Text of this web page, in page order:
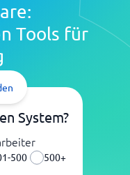
Tools für
System?
500 500+